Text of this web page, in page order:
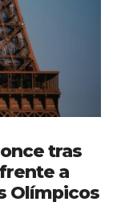
tras
a
Olímpicos